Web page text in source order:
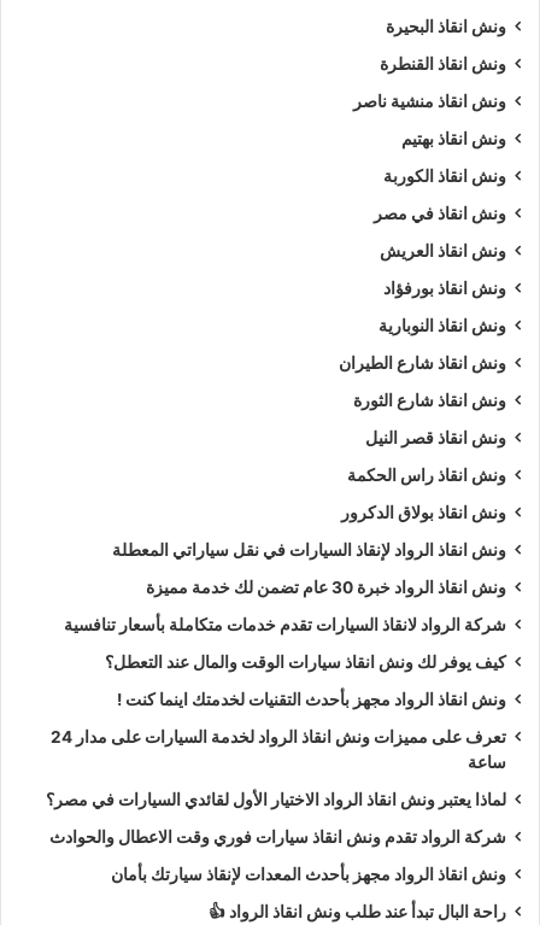
ونش انقاذ البحيرة
ونش انقاذ القنطرة
ونش انقاذ منشية ناصر
ونش انقاذ بهتيم
ونش انقاذ الكوربة
ونش انقاذ في مصر
ونش انقاذ العريش
ونش انقاذ بورفؤاد
ونش انقاذ النوبارية
ونش انقاذ شارع الطيران
ونش انقاذ شارع الثورة
ونش انقاذ قصر النيل
ونش انقاذ راس الحكمة
ونش انقاذ بولاق الدكرور
ونش انقاذ الرواد لإنقاذ السيارات في نقل سياراتي المعطلة
ونش انقاذ الرواد خبرة 30 عام تضمن لك خدمة مميزة
شركة الرواد لانقاذ السيارات تقدم خدمات متكاملة بأسعار تنافسية
كيف يوفر لك ونش انقاذ سيارات الوقت والمال عند التعطل؟
ونش انقاذ الرواد مجهز بأحدث التقنيات لخدمتك اينما كنت !
تعرف على مميزات ونش انقاذ الرواد لخدمة السيارات على مدار 24
ساعة
لماذا يعتبر ونش انقاذ الرواد الاختيار الأول لقائدي السيارات في مصر؟
شركة الرواد تقدم ونش انقاذ سيارات فوري وقت الاعطال والحوادث
ونش انقاذ الرواد مجهز بأحدث المعدات لإنقاذ سيارتك بأمان
راحة البال تبدأ عند طلب ونش انقاذ الرواد 👍